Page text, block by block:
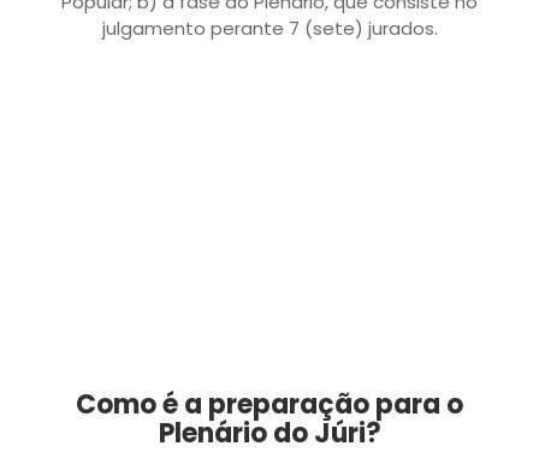
julgamento perante 7 (sete) jurados.
Como é a preparação para o
Plenário do Júri?